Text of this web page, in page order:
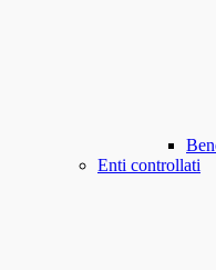
Enti controllati